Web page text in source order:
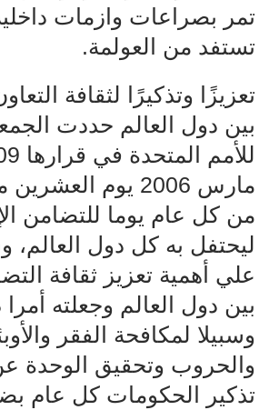
تمر بصراعات وازمات
تستفد من العولمة.
تعزيزًا وتذكيرًا لثقافة
بين دول العالم حددت
مارس 2006 يوم
من كل عام يوما للتضامن
ليحتفل به كل دول
علي أهمية تعزيز ثقافة
بين دول العالم وجعلته
وسبيلا لمكافحة الفقر
والحروب وتحقيق الوحدة
تذكير الحكومات كل عام